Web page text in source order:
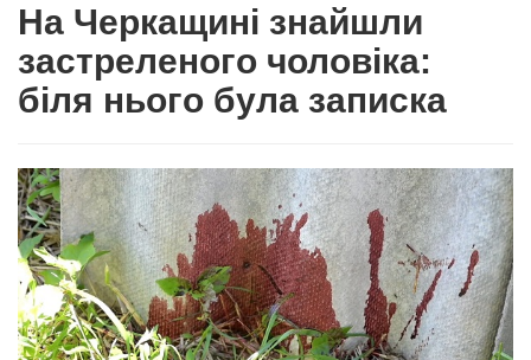
На Черкащині знайшли
застреленого чоловіка:
біля нього була записка